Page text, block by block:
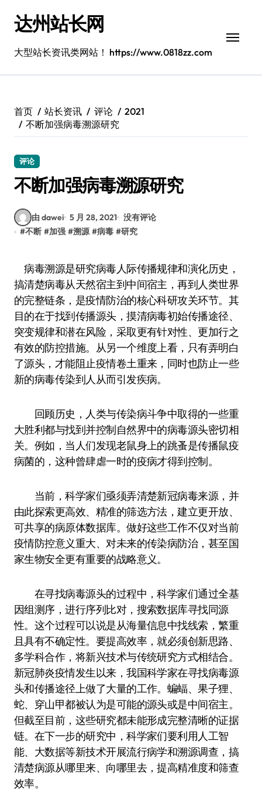
达州站长网
大型站长资讯类网站！ https://www.0818zz.com
首页 站长资讯 评论
2021
不断加强病毒溯源研究
评论
不断加强病毒溯源研究
由 dawei 5 月 28, 2021 没有评论
#不断 #加强 #溯源 #病毒 #研究
病毒溯源是研究病毒人际传播规律和演化历史，
搞清楚病毒从天然宿主到中间宿主，再到人类世界
的完整链条，是疫情防治的核心科研攻关环节。其
目的在于找到传播源头，摸清病毒初始传播途径、
突变规律和潜在风险，采取更有针对性、更加行之
有效的防控措施。从另一个维度上看，只有弄明白
了源头，才能阻止疫情卷土重来，同时也防止一些
新的病毒传染到人从而引发疾病。
回顾历史，人类与传染病斗争中取得的一些重
大胜利都与找到并控制自然界中的病毒源头密切相
关。例如，当人们发现老鼠身上的跳蚤是传播鼠疫
病菌的，这种曾肆虐一时的疫病才得到控制。
当前，科学家们亟须弄清楚新冠病毒来源，并
由此探索更高效、精准的筛选方法，建立更开放、
可共享的病原体数据库。做好这些工作不仅对当前
疫情防控意义重大、对未来的传染病防治，甚至国
家生物安全更有重要的战略意义。
在寻找病毒源头的过程中，科学家们通过全基
因组测序，进行序列比对，搜索数据库寻找同源
性。这个过程可以说是从海量信息中找线索，繁重
且具有不确定性。要提高效率，就必须创新思路、
多学科合作，将新兴技术与传统研究方式相结合。
新冠肺炎疫情发生以来，我国科学家在寻找病毒源
头和传播途径上做了大量的工作。蝙蝠、果子狸、
蛇、穿山甲都被认为是可能的源头或是中间宿主。
但截至目前，这些研究都未能形成完整清晰的证据
链。在下一步的研究中，科学家们要利用人工智
能、大数据等新技术开展流行病学和溯源调查，搞
清楚病源从哪里来、向哪里去，提高精准度和筛查
效率。